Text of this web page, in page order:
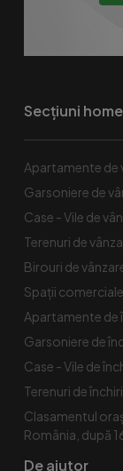
Secțiuni
Apartamente de
Garsoniere de
Case - Vile de
Terenuri de
Birouri de
Spaţii
Apartamente de
Garsoniere de
Case - Vile de
Terenuri de
Clasamentul
România, după
De ajutor